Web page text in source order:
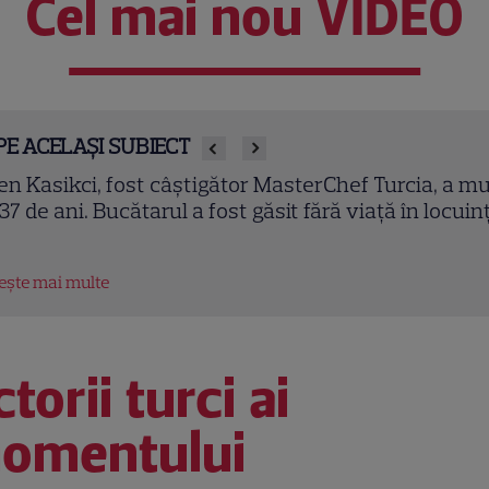
Cel mai nou VIDEO
ACELAȘI SUBIECT
Kasikci, fost câștigător MasterChef Turcia, a
de ani. Bucătarul a fost găsit fără viață în
mai multe
turci ai